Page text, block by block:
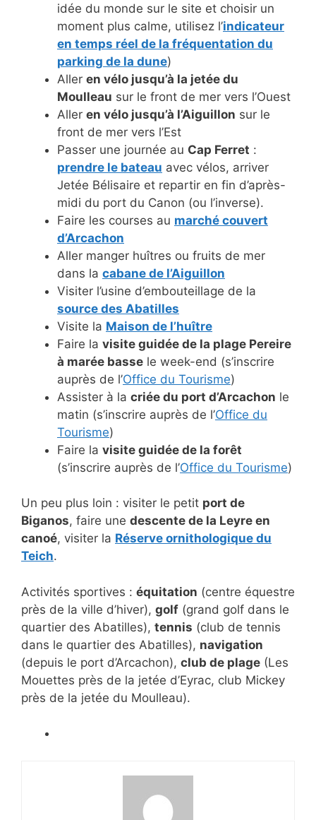
idée du monde sur le site et choisir un
moment plus calme, utilisez l’indicateur
en temps réel de la fréquentation du
parking de la dune)
Aller en vélo jusqu’à la jetée du
Moulleau sur le front de mer vers l’Ouest
Aller en vélo jusqu’à l’Aiguillon sur le
front de mer vers l’Est
Passer une journée au Cap Ferret :
prendre le bateau avec vélos, arriver
Jetée Bélisaire et repartir en fin d’après-
midi du port du Canon (ou l’inverse).
Faire les courses au marché couvert
d’Arcachon
Aller manger huîtres ou fruits de mer
dans la cabane de l’Aiguillon
Visiter l’usine d’embouteillage de la
source des Abatilles
Visite la Maison de l’huître
Faire la visite guidée de la plage Pereire
à marée basse le week-end (s’inscrire
auprès de l’Office du Tourisme)
Assister à la criée du port d’Arcachon le
matin (s’inscrire auprès de l’Office du
Tourisme)
Faire la visite guidée de la forêt
(s’inscrire auprès de l’Office du Tourisme)
Un peu plus loin : visiter le petit port de
Biganos, faire une descente de la Leyre en
canoé, visiter la Réserve ornithologique du
Teich.
Activités sportives : équitation (centre équestre
près de la ville d’hiver), golf (grand golf dans le
quartier des Abatilles), tennis (club de tennis
dans le quartier des Abatilles), navigation
(depuis le port d’Arcachon), club de plage (Les
Mouettes près de la jetée d’Eyrac, club Mickey
près de la jetée du Moulleau).